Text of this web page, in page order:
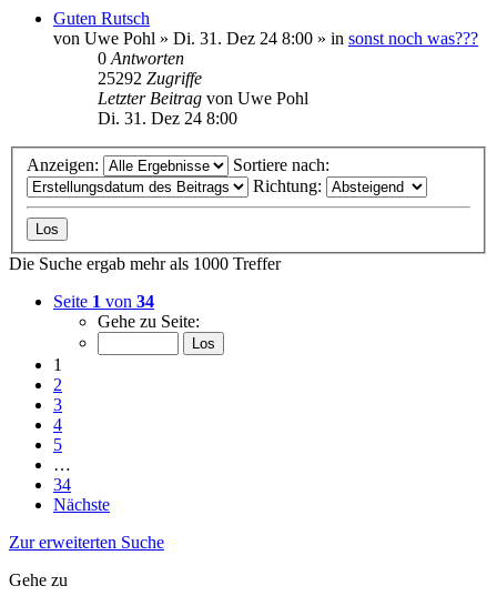
Guten Rutsch
von Uwe Pohl » Di. 31. Dez 24 8:00 » in sonst noch was???
0 Antworten
25292 Zugriffe
Letzter Beitrag von Uwe Pohl
Di. 31. Dez 24 8:00
Anzeigen:
Sortiere nach:
Richtung:
Die Suche ergab mehr als 1000 Treffer
Seite 1 von 34
Gehe zu Seite:
1
2
3
4
5
…
34
Nächste
Zur erweiterten Suche
Gehe zu